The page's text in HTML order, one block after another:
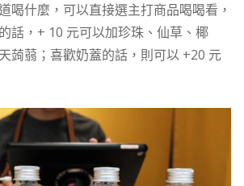
喝什麼，可以直接選主打商品喝喝看，
話，+ 10 元可以加珍珠、仙草、椰
蒟蒻；喜歡奶蓋的話，則可以 +20 元